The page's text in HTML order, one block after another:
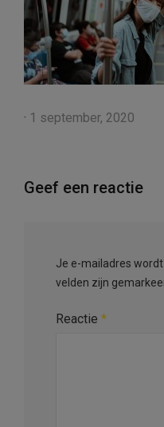
· 1 september, 2020
Geef een reactie
Je e-mailadres wordt
velden zijn
Reactie *